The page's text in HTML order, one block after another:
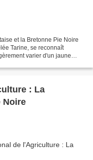
et la Bretonne Pie Noire
Tarine, se reconnaît
varier d'un jaune
: La
Noire